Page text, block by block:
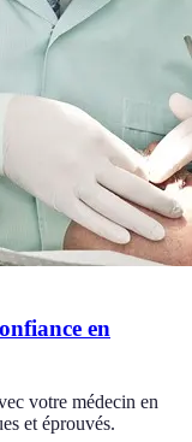
en
votre médecin en
et éprouvés.